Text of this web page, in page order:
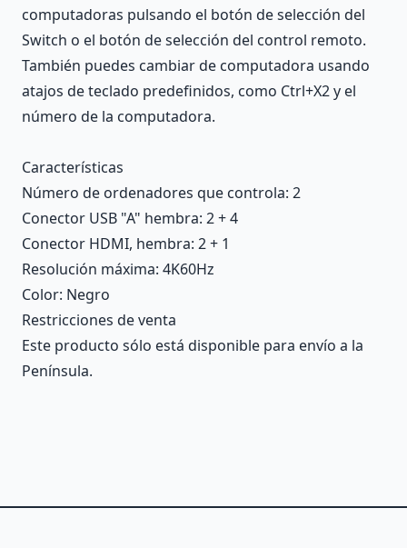
computadoras pulsando el botón de selección del
Switch o el botón de selección del control remoto.
También puedes cambiar de computadora usando
atajos de teclado predefinidos, como Ctrl+X2 y el
número de la computadora.
Características
Número de ordenadores que controla: 2
Conector USB "A" hembra: 2 + 4
Conector HDMI, hembra: 2 + 1
Resolución máxima: 4K60Hz
Color: Negro
Restricciones de venta
Este producto sólo está disponible para envío a la
Península.